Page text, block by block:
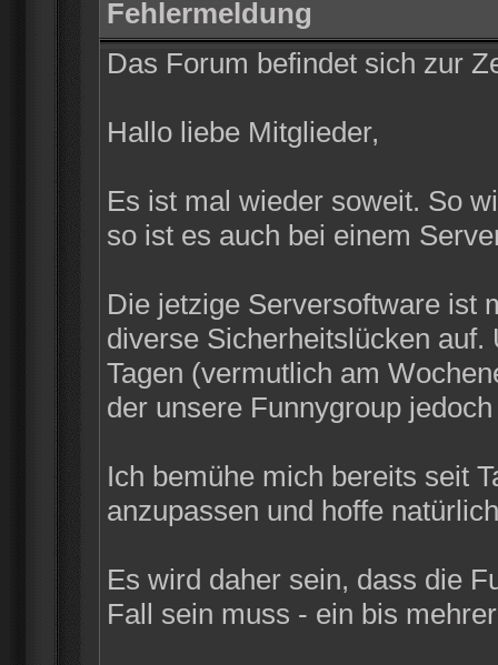
Fehlermeldung
Das Forum befindet sich zur
Hallo liebe Mitglieder,
Es ist mal wieder soweit. So
so ist es auch bei einem
Die jetzige Serversoftware ist
diverse Sicherheitslücken
Tagen (vermutlich am
der unsere Funnygroup
Ich bemühe mich bereits seit
anzupassen und hoffe
Es wird daher sein, dass die
Fall sein muss - ein bis